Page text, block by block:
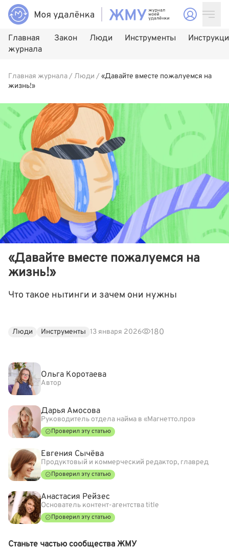
Главная
журнала
Закон Люди Инструменты
Главная журнала/ Люди /«Давайте вместе пожалуемся на
жизнь!»
«Давайте вместе пожалуемся на
жизнь!»
Что такое нытинги и зачем они нужны
Люди Инструменты 13 января 2026 180
Ольга Коротаева
Автор
Дарья Амосова
Руководитель отдела найма в «Магнетто.про»
Проверил эту статью
Евгения Сычёва
Продуктовый и коммерческий редактор, главред
Проверил эту статью
Анастасия Рейзес
Основатель контент-агентства title
Проверил эту статью
Станьте частью сообщества ЖМУ